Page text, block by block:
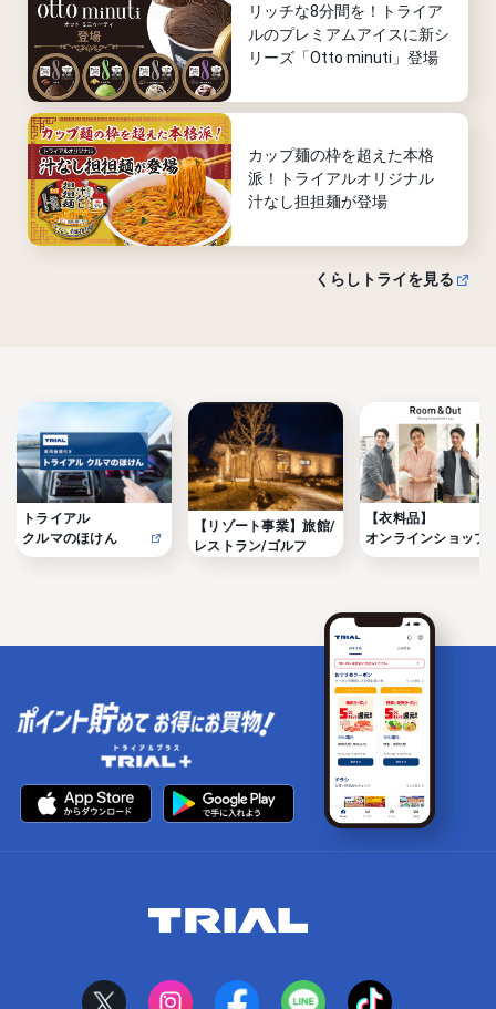
リッチな8分間を！トライア
ルのプレミアムアイスに新シ
リーズ「Otto minuti」登場
カップ麺の枠を超えた本格
派！トライアルオリジナル
汁なし担担麺が登場
くらしトライを見る
トライアル
クルマのほけん
【リゾート事業】旅館/
レストラン/ゴルフ
【衣料品】
オンラインショップ